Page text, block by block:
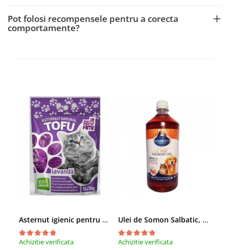
Pot folosi recompensele pentru a corecta
comportamente?
Asternut igienic pentru pisici Tofu Lavanda, Mon Petit 5 l
Achizitie verificata
Ulei de Somon Salbatic, câini și pisici, piele si blană, BEST4PETS, 1l
Achizitie verificata